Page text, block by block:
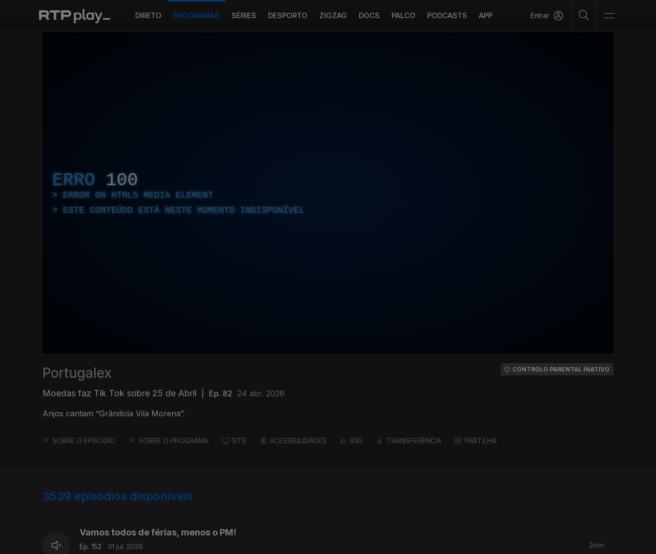
DIRETO PROGRAMAS SÉRIES DESPORTO ZIGZAG DOCS PALCO PODCASTS APP Entrar
ERRO 100
ERROR ON HTML5 MEDIA ELEMENT
ESTE CONTEÚDO ESTÁ NESTE MOMENTO INDISPONÍVEL
Portugalex
Moedas faz Tik Tok sobre 25 de Abril Ep. 82 24 abr. 2026
Anjos cantam “Grândola Vila Morena”.
CONTROLO PARENTAL INATIVO
SOBRE O EPISÓDIO SOBRE O PROGRAMA SITE ACESSIBILIDADES RSS TRANSFERÊNCIA PARTILHA
3539 episódios disponíveis
Vamos todos de férias, menos o PM!
Ep. 152
31 jul. 2026
2min